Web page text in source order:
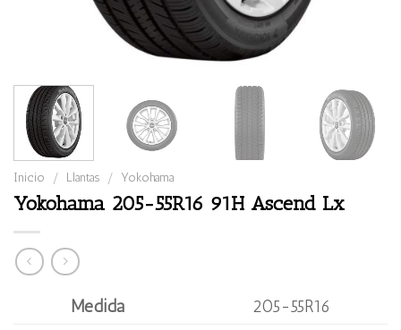
Inicio / Llantas / Yokohama
Yokohama 205-55R16 91H Ascend Lx
Medida
205-55R16